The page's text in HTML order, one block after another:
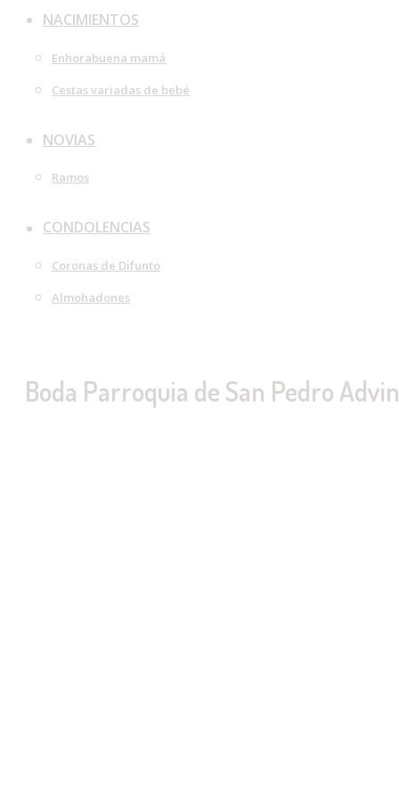
NACIMIENTOS
Enhorabuena mamá
Cestas variadas de bebé
NOVIAS
Ramos
CONDOLENCIAS
Coronas de Difunto
Almohadones
Boda Parroquia de San Pedro